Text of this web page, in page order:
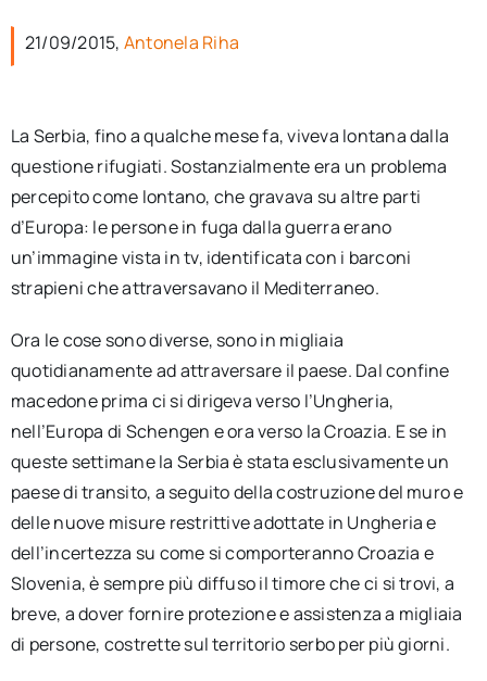
21/09/2015, Antonela Riha
La Serbia, fino a qualche mese fa, viveva lontana dalla
questione rifugiati. Sostanzialmente era un problema
percepito come lontano, che gravava su altre parti
d’Europa: le persone in fuga dalla guerra erano
un’immagine vista in tv, identificata con i barconi
strapieni che attraversavano il Mediterraneo.
Ora le cose sono diverse, sono in migliaia
quotidianamente ad attraversare il paese. Dal confine
macedone prima ci si dirigeva verso l’Ungheria,
nell’Europa di Schengen e ora verso la Croazia. E se in
queste settimane la Serbia è stata esclusivamente un
paese di transito, a seguito della costruzione del muro e
delle nuove misure restrittive adottate in Ungheria e
dell’incertezza su come si comporteranno Croazia e
Slovenia, è sempre più diffuso il timore che ci si trovi, a
breve, a dover fornire protezione e assistenza a migliaia
di persone, costrette sul territorio serbo per più giorni.